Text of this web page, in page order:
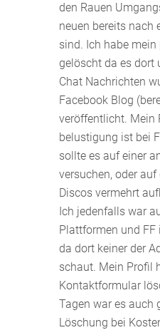
den Rauen
neuen bereits nach
sind. Ich habe
gelöscht da es dort
Chat Nachrichten
Facebook Blog
veröffentlicht. Mein
belustigung ist bei
sollte es auf einer
versuchen, oder
Discos vermehrt
Ich jedenfalls war
Plattformen und
da dort keiner der
schaut. Mein Profil
Kontaktformular
Tagen war es auch
Löschung bei